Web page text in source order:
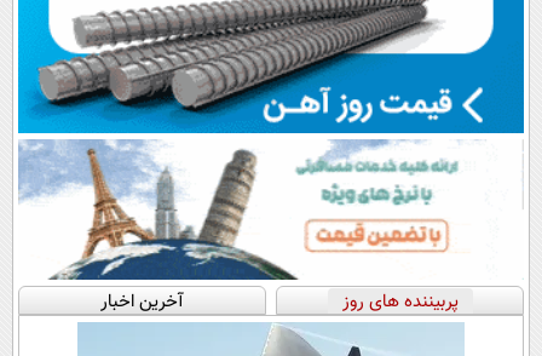
پربیننده های روز آخرین اخبار